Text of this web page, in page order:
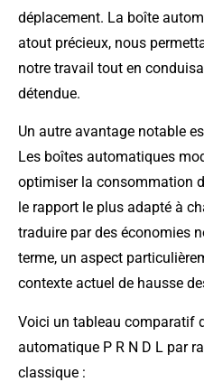
déplacement. La boîte
atout précieux, nous
notre travail tout en
détendue.
Un autre avantage notable
Les boîtes automatiques
optimiser la consommation
le rapport le plus adapté à
traduire par des économies
terme, un aspect
contexte actuel de hausse
Voici un tableau comparatif
automatique P R N D L par
classique :